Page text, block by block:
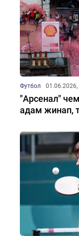
Футбол 01.06.2026,
"Арсенал"
адам жинап,